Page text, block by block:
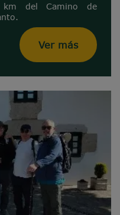
del Camino de
Ver más